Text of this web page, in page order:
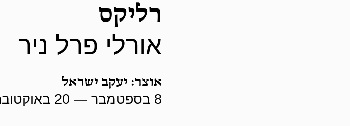
רליקס
אורלי פרל ניר
אוצר: יעקב ישראל
8 בספטמבר — 20 באוקטובר, 2012